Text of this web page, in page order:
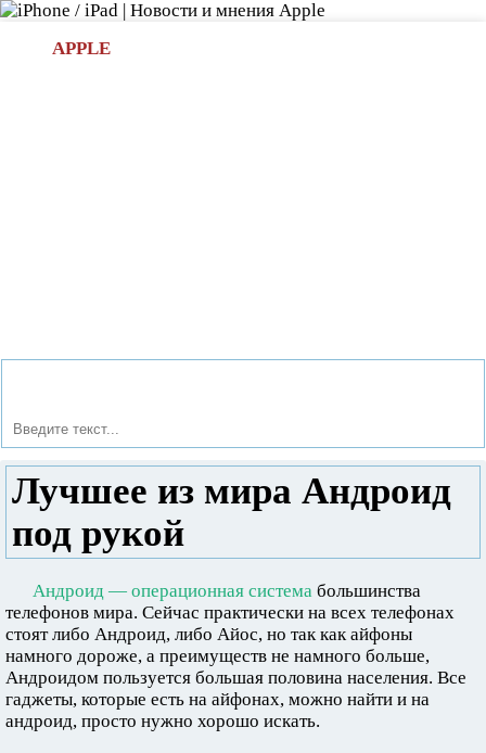
APPLE
Лучшее из мира Андроид
под рукой
Андроид — операционная система большинства
телефонов мира. Сейчас практически на всех телефонах
стоят либо Андроид, либо Айос, но так как айфоны
намного дороже, а преимуществ не намного больше,
Андроидом пользуется большая половина населения. Все
гаджеты, которые есть на айфонах, можно найти и на
андроид, просто нужно хорошо искать.